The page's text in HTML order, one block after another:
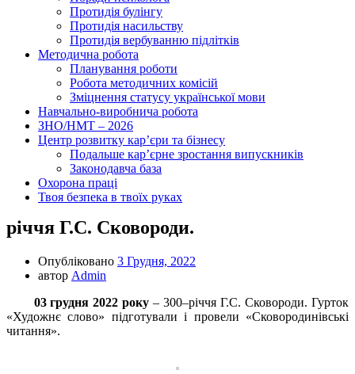
Протидія булінгу
Протидія насильству
Протидія вербуванню підлітків
Методична робота
Планування роботи
Робота методичних комісій
Зміцнення статусу української мови
Навчально-виробнича робота
ЗНО/НМТ – 2026
Центр розвитку кар’єри та бізнесу
Подальше кар’єрне зростання випускників
Законодавча база
Охорона праці
Твоя безпека в твоїх руках
річчя Г.С. Сковороди.
Опубліковано 3 Грудня, 2022
автор Admin
03 грудня 2022 року – 300–річчя Г.С. Сковороди. Гурток
«Художнє слово» підготували і провели «Сковородинівські
читання».